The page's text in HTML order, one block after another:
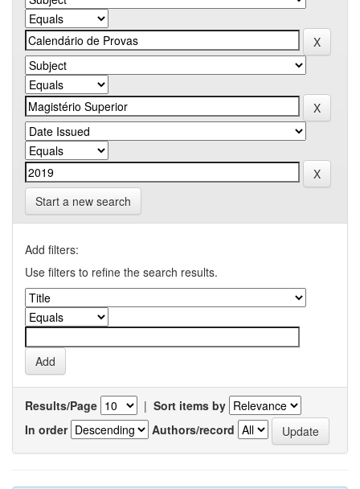
Start a new search
Add filters:
Use filters to refine the search results.
Results/Page | Sort items by
In order
Authors/record